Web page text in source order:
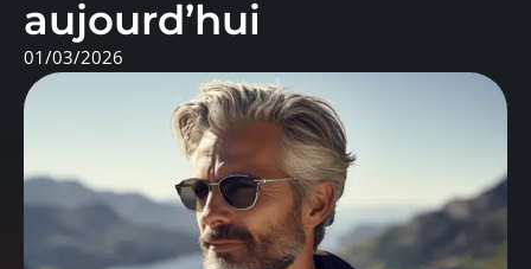
aujourd’hui
01/03/2026